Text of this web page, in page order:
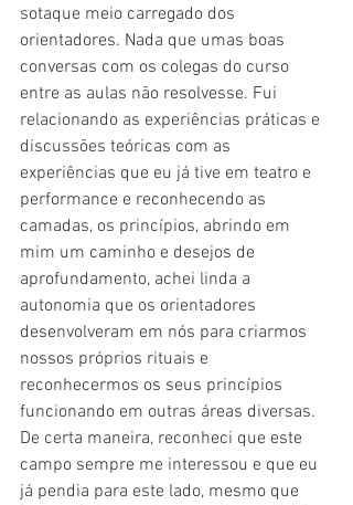
sotaque meio carregado dos
orientadores. Nada que umas boas
conversas com os colegas do curso
entre as aulas não resolvesse. Fui
relacionando as experiências práticas e
discussões teóricas com as
experiências que eu já tive em teatro e
performance e reconhecendo as
camadas, os princípios, abrindo em
mim um caminho e desejos de
aprofundamento, achei linda a
autonomia que os orientadores
desenvolveram em nós para criarmos
nossos próprios rituais e
reconhecermos os seus princípios
funcionando em outras áreas diversas.
De certa maneira, reconheci que este
campo sempre me interessou e que eu
já pendia para este lado, mesmo que